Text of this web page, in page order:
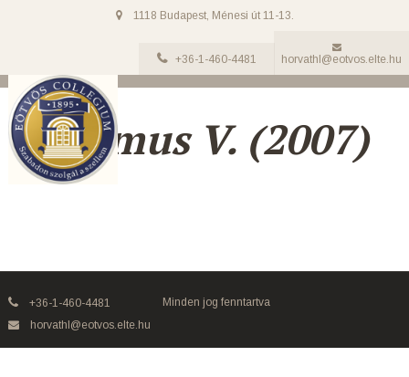
1118 Budapest, Ménesi út 11-13.
+36-1-460-4481 horvathl@eotvos.elte.hu
Adsumus V. (2007)
+36-1-460-4481
horvathl@eotvos.elte.hu
Minden jog fenntartva